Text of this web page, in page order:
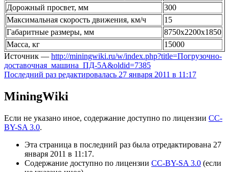
Дорожный просвет, мм
300
Максимальная скорость движения, км/ч
15
Габаритные размеры, мм
8750х2200х1850
Масса, кг
15000
Источник — http://miningwiki.ru/w/index.php?title=Погрузочно-
доставочная_машина_ПД-5А&oldid=7385
Последний раз редактировалась 27 января 2011 в 11:17
MiningWiki
Если не указано иное, содержание доступно по лицензии CC-
BY-SA 3.0.
Эта страница в последний раз была отредактирована 27
января 2011 в 11:17.
Содержание доступно по лицензии CC-BY-SA 3.0 (если